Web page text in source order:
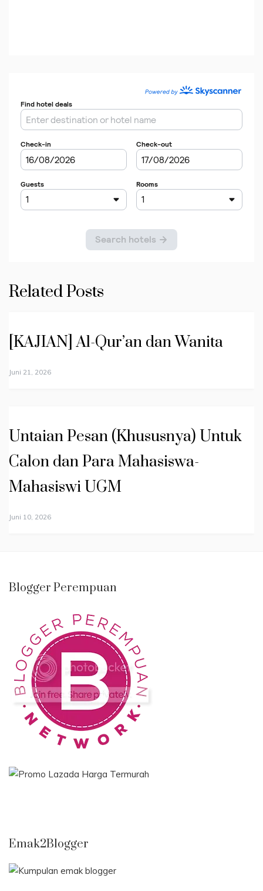
Related Posts
[KAJIAN] Al-Qur’an dan Wanita
Juni 21, 2026
Untaian Pesan (Khususnya) Untuk
Calon dan Para Mahasiswa-
Mahasiswi UGM
Juni 10, 2026
Blogger Perempuan
Emak2Blogger